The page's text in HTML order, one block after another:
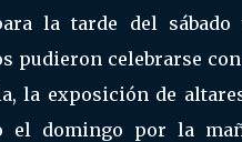
la tarde del
pudieron celebrarse
la exposición de
el domingo por la